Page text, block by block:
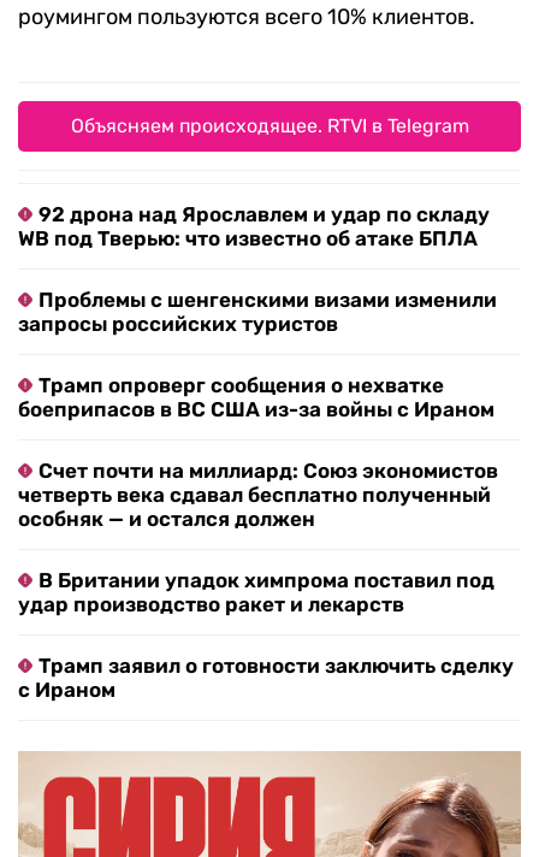
роумингом пользуются всего 10% клиентов.
Объясняем происходящее. RTVI в Telegram
92 дрона над Ярославлем и удар по складу
WB под Тверью: что известно об атаке БПЛА
Проблемы с шенгенскими визами изменили
запросы российских туристов
Трамп опроверг сообщения о нехватке
боеприпасов в ВС США из-за войны с Ираном
Счет почти на миллиард: Союз экономистов
четверть века сдавал бесплатно полученный
особняк — и остался должен
В Британии упадок химпрома поставил под
удар производство ракет и лекарств
Трамп заявил о готовности заключить сделку
с Ираном